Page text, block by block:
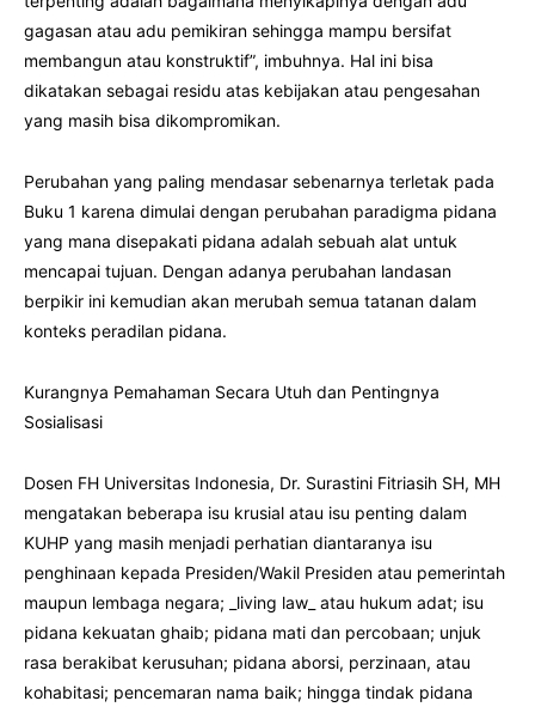
gagasan atau adu pemikiran sehingga mampu bersifat
membangun atau konstruktif”, imbuhnya. Hal ini bisa
dikatakan sebagai residu atas kebijakan atau pengesahan
yang masih bisa dikompromikan.
Perubahan yang paling mendasar sebenarnya terletak pada
Buku 1 karena dimulai dengan perubahan paradigma pidana
yang mana disepakati pidana adalah sebuah alat untuk
mencapai tujuan. Dengan adanya perubahan landasan
berpikir ini kemudian akan merubah semua tatanan dalam
konteks peradilan pidana.
Kurangnya Pemahaman Secara Utuh dan Pentingnya
Sosialisasi
Dosen FH Universitas Indonesia, Dr. Surastini Fitriasih SH, MH
mengatakan beberapa isu krusial atau isu penting dalam
KUHP yang masih menjadi perhatian diantaranya isu
penghinaan kepada Presiden/Wakil Presiden atau pemerintah
maupun lembaga negara; _living law_ atau hukum adat; isu
pidana kekuatan ghaib; pidana mati dan percobaan; unjuk
rasa berakibat kerusuhan; pidana aborsi, perzinaan, atau
kohabitasi; pencemaran nama baik; hingga tindak pidana